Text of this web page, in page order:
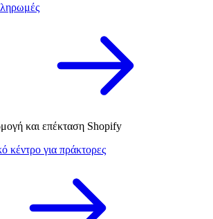
και επέκταση Shopify
κέντρο για πράκτορες